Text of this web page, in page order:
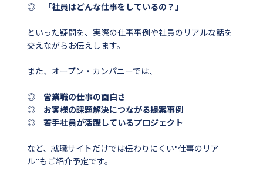
◎ 「社員はどんな仕事をしているの？」
といった疑問を、実際の仕事事例や社員のリアルな話を
交えながらお伝えします。
また、オープン・カンパニーでは、
◎ 営業職の仕事の面白さ
◎ お客様の課題解決につながる提案事例
◎ 若手社員が活躍しているプロジェクト
など、就職サイトだけでは伝わりにくい"仕事のリア
ル”もご紹介予定です。